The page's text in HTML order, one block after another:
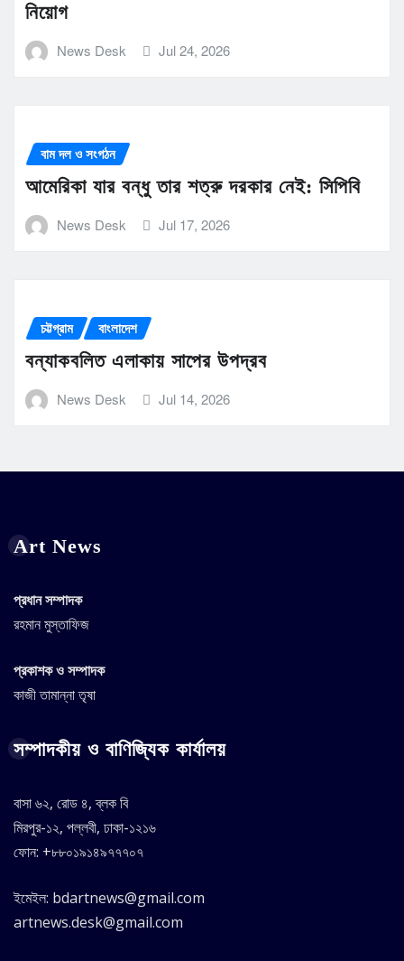
নিয়োগ
News Desk Jul 24, 2026
বাম দল ও সংগঠন
আমেরিকা যার বন্ধু তার শত্রু দরকার নেই: সিপিবি
News Desk Jul 17, 2026
চট্টগ্রাম বাংলাদেশ
বন্যাকবলিত এলাকায় সাপের উপদ্রব
News Desk Jul 14, 2026
Art News
প্রধান সম্পাদক
রহমান মুস্তাফিজ
প্রকাশক ও সম্পাদক
কাজী তামান্না তৃষা
সম্পাদকীয় ও বাণিজ্যিক কার্যালয়
বাসা ৬২, রোড ৪, ব্লক বি
মিরপুর-১২, পল্লবী, ঢাকা-১২১৬
ফোন: +৮৮০১৯১৪৯৭৭৭০৭
ইমেইল: bdartnews@gmail.com
artnews.desk@gmail.com